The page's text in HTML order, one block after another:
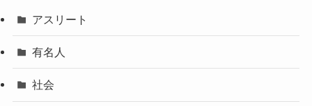
アスリート
有名人
社会